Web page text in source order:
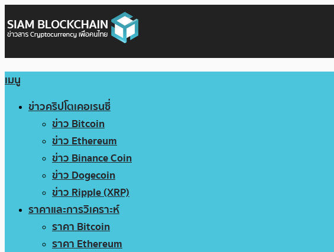
เมนู
ข่าวคริปโตเคอเรนซี่
ข่าว Bitcoin
ข่าว Ethereum
ข่าว Binance Coin
ข่าว Dogecoin
ข่าว Ripple (XRP)
ราคาและการวิเคราะห์
ราคา Bitcoin
ราคา Ethereum